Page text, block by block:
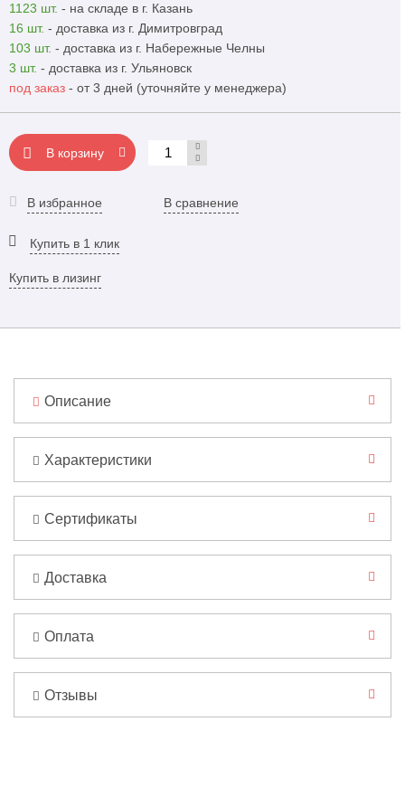
1123 шт. - на складе в г. Казань
16 шт. - доставка из г. Димитровград
103 шт. - доставка из г. Набережные Челны
3 шт. - доставка из г. Ульяновск
под заказ - от 3 дней (уточняйте у менеджера)
В корзину
В избранное В сравнение
Купить в 1 клик
Купить в лизинг
Описание
Характеристики
Сертификаты
Доставка
Оплата
Отзывы